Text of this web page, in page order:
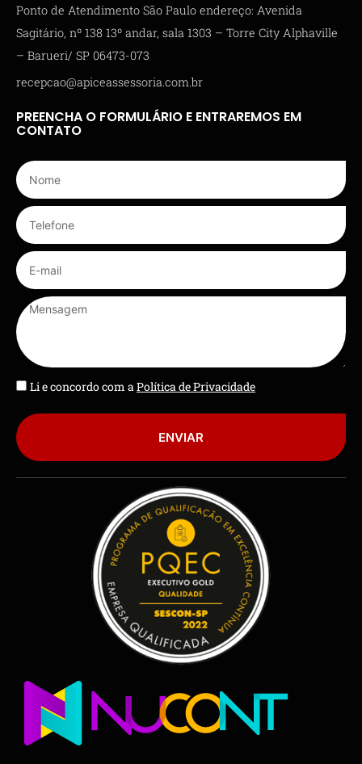
Ponto de Atendimento São Paulo endereço: Avenida
Sagitário, nº 138 13º andar, sala 1303 – Torre City Alphaville
– Barueri/ SP 06473-073
recepcao@apiceassessoria.com.br
PREENCHA O FORMULÁRIO E ENTRAREMOS EM
CONTATO
Li e concordo com aPolítica de Privacidade
ENVIAR